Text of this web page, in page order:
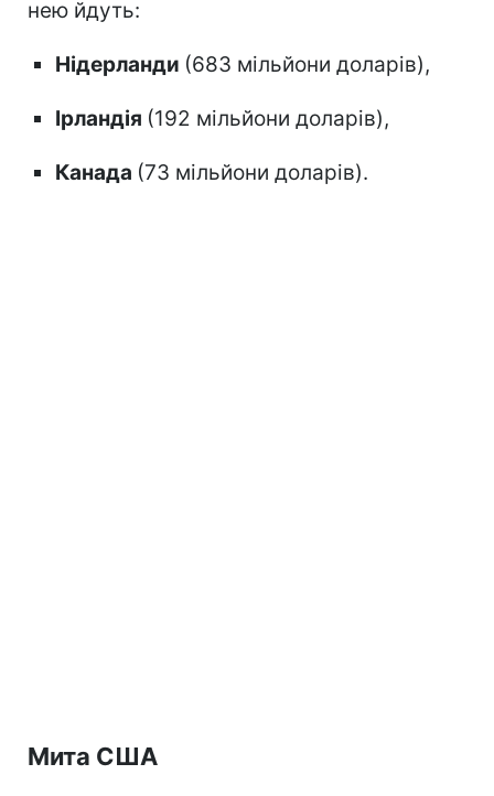
нею йдуть:
Нідерланди (683 мільйони доларів),
Ірландія (192 мільйони доларів),
Канада (73 мільйони доларів).
Мита США